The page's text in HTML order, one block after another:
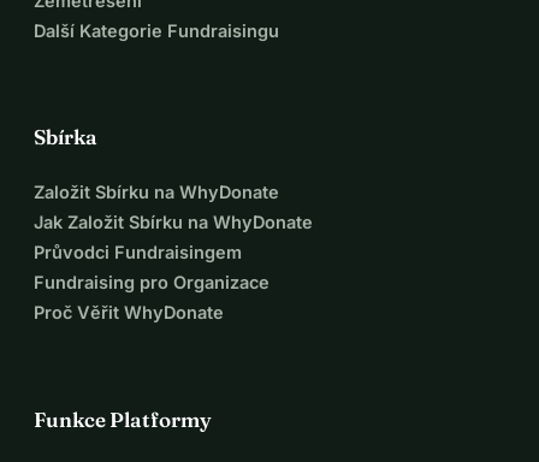
Další Kategorie Fundraisingu
Sbírka
Založit Sbírku na WhyDonate
Jak Založit Sbírku na WhyDonate
Průvodci Fundraisingem
Fundraising pro Organizace
Proč Věřit WhyDonate
Funkce Platformy